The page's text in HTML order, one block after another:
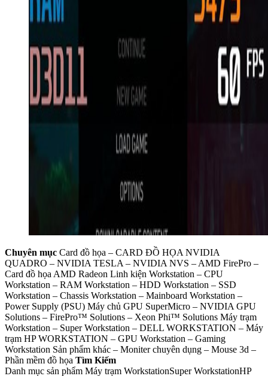
Chuyên mục Card đồ họa – CARD ĐỒ HỌA NVIDIA
QUADRO – NVIDIA TESLA – NVIDIA NVS – AMD FirePro –
Card đồ họa AMD Radeon Linh kiện Workstation – CPU
Workstation – RAM Workstation – HDD Workstation – SSD
Workstation – Chassis Workstation – Mainboard Workstation –
Power Supply (PSU) Máy chủ GPU SuperMicro – NVIDIA GPU
Solutions – FirePro™ Solutions – Xeon Phi™ Solutions Máy trạm
Workstation – Super Workstation – DELL WORKSTATION – Máy
trạm HP WORKSTATION – GPU Workstation – Gaming
Workstation Sản phẩm khác – Moniter chuyên dụng – Mouse 3d –
Phần mềm đồ họa Tìm Kiếm
Danh mục sản phẩm Máy trạm WorkstationSuper WorkstationHP